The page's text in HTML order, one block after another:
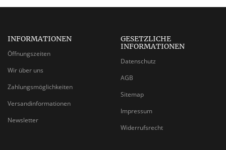
INFORMATIONEN
Öffnungszeiten
Wir über uns
Zahlungsmöglichkeiten
Versandinformationen
Newsletter
GESETZLICHE
INFORMATIONEN
Datenschutz
AGB
Sitemap
Impressum
Widerrufsrecht